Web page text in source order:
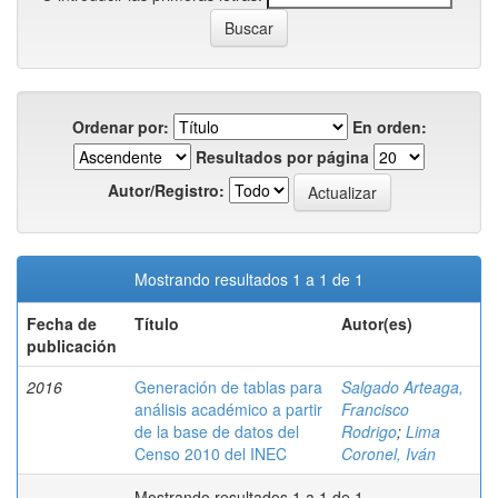
Ordenar por:
En orden:
Resultados por página
Autor/Registro:
Mostrando resultados 1 a 1 de 1
Fecha de
publicación
Título Autor(es)
2016
Generación de tablas para
análisis académico a partir
de la base de datos del
Censo 2010 del INEC
Salgado Arteaga,
Francisco
Rodrigo; Lima
Coronel, Iván